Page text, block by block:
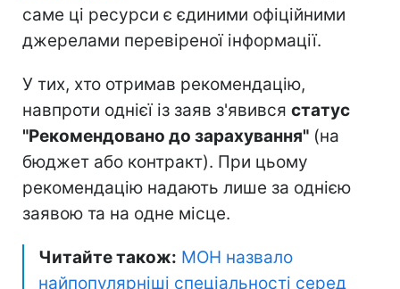
саме ці ресурси є єдиними офіційними
джерелами перевіреної інформації.
У тих, хто отримав рекомендацію,
навпроти однієї із заяв з'явився статус
"Рекомендовано до зарахування" (на
бюджет або контракт). При цьому
рекомендацію надають лише за однією
заявою та на одне місце.
Читайте також: МОН назвало
найпопулярніші спеціальності серед